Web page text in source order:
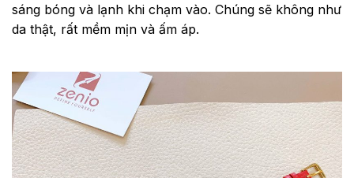
sáng bóng và lạnh khi chạm vào. Chúng sẽ không như
da thật, rất mềm mịn và ấm áp.